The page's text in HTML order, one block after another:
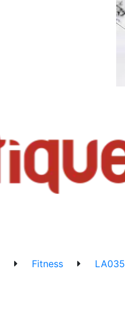
Fitness LA035